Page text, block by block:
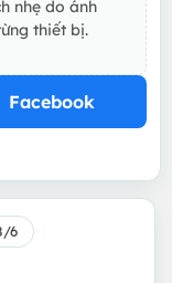
nhẹ do ánh
thiết bị.
Facebook
6